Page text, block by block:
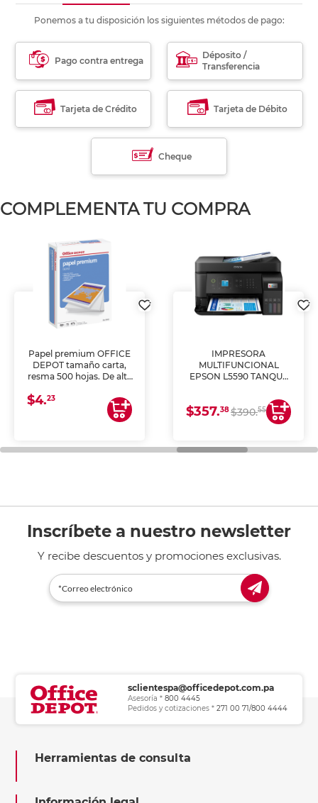
Ponemos a tu disposición los siguientes métodos de pago:
Pago contra entrega
Déposito /
Transferencia
Tarjeta de Crédito Tarjeta de Débito
Cheque
COMPLEMENTA TU COMPRA
Papel premium OFFICE
DEPOT tamaño carta,
resma 500 hojas. De alta
uniforme, ideal para
impresoras de inyección
de tinta y láser,
general de oficina.
$4.23
IMPRESORA
MULTIFUNCIONAL
EPSON L5590 TANQUE
COPIA Y ESCANEA)
$357.38$390.55
Inscríbete a nuestro newsletter
Y recibe descuentos y promociones exclusivas.
sclientespa@officedepot.com.pa
Asesoría * 800 4445
Pedidos y cotizaciones * 271 00 71/800 4444
Herramientas de consulta